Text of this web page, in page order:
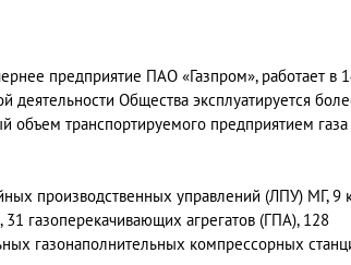
предприятие ПАО «Газпром», работает в
деятельности Общества эксплуатируется
объем транспортируемого предприятием
производственных управлений (ЛПУ) МГ, 9
газоперекачивающих агрегатов (ГПА), 128
газонаполнительных компрессорных